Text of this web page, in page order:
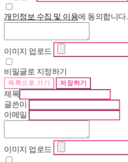
개인정보 수집 및 이용에 동의합니다.
이미지 업로드
비밀글로 지정하기
목록으로 가기 저장하기
제목
글쓴이
이메일
이미지 업로드